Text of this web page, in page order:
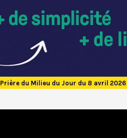
Prière du Milieu du Jour du 8 avril